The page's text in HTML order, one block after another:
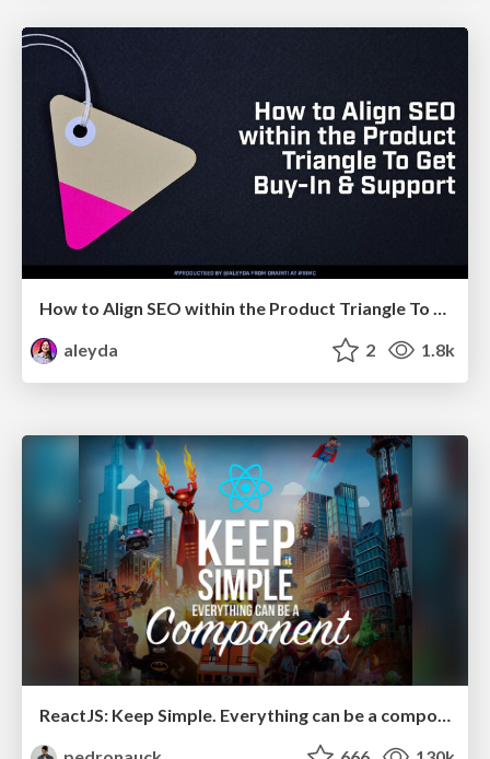
aleyda
2 1.8k
ReactJS: Keep Simple. Everything can be a component!